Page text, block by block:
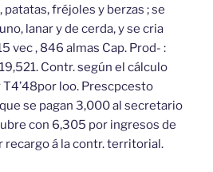
fréjoles y berzas ; se
lanar y de cerda, y se cria
vec , 846 almas Cap. Prod- :
Contr. según el cálculo
loo. Prescpcesto
se pagan 3,000 al secretario
con 6,305 por ingresos de
recargo á la contr. territorial.